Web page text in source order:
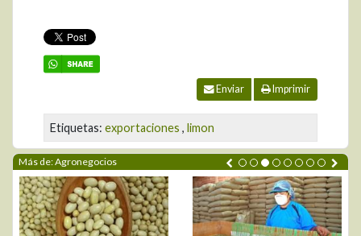
Enviar Imprimir
Etiquetas: exportaciones , limon
Más de: Agronegocios